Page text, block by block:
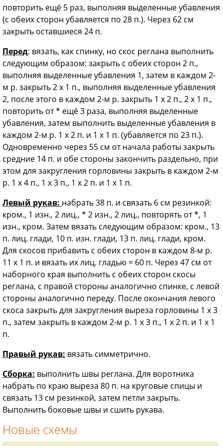
повторить ещё 5 раз, выполняя выделенные убавления
(с обеих сторон убавляется по 28 п.). Через 62 см
закрыть оставшиеся 24 п.
Перед: вязать, как спинку, но скос реглана выполнить
следующим образом: закрыть с обеих сторон 2 п.,
выполняя выделенные убавления 1, затем в каждом 2-
м р. закрыть 2 х 1 п., выполняя выделенные убавления
2, после этого в каждом 2-м р. закрыть 1 х 2 п., 2 х 1 п.,
повторить от * ещё 3 раза, выполняя выделенные
убавления, затем выполнить выделенные убавления в
каждом 2-м р. 1 х 2 п. и 1 х 1 п. (убавляется по 23 п.).
Одновременно через 55 см от начала работы закрыть
средние 14 п. и обе стороны закончить раздельно, при
этом для закругления горловины закрыть в каждом 2-м
р. 1 х 4 п., 1 х 3 п., 1 х 2 п. и 1 х 1 п.
Левый рукав: набрать 38 п. и связать 6 см резинкой:
кром., 1 изн., 2 лиц., * 2 изн., 2 лиц., повторять от *, 1
изн., кром. Затем вязать следующим образом: кром., 13
п. лиц. глади, 10 п. изн. глади, 13 п. лиц. глади, кром.
Для скосов прибавить с обеих сторон в каждом 8-м р.
11 х 1 п. и вязать их лиц. гладью = 60 п. Через 47 см от
наборного края выполнить с обеих сторон скосы
реглана, с правой стороны аналогично спинке, с левой
стороны аналогично переду. После окончания левого
скоса закрыть для закругления выреза горловины 1 х 3
п., затем закрыть в каждом 2-м р. 1 х 3 п., 1 х 2 п. и 1 х 1
п.
Правый рукав: вязать симметрично.
Сборка: выполнить швы реглана. Для воротника
набрать по краю выреза 80 п. на круговые спицы и
связать 13 см резинкой, затем петли закрыть.
Выполнить боковые швы и сшить рукава.
Новые схемы